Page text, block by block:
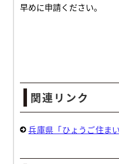
早めに申請ください。
関連リンク
兵庫県「ひょうご住ま